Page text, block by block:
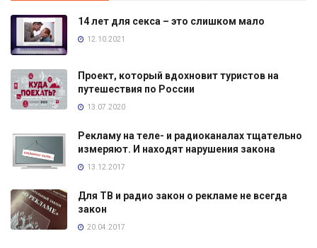
14 лет для секса – это слишком мало
12.10.2021
Проект, который вдохновит туристов на
путешествия по России
13.07.2020
Рекламу на теле- и радиоканалах тщательно
измеряют. И находят нарушения закона
13.12.2017
Для ТВ и радио закон о рекламе не всегда
закон
20.04.2017